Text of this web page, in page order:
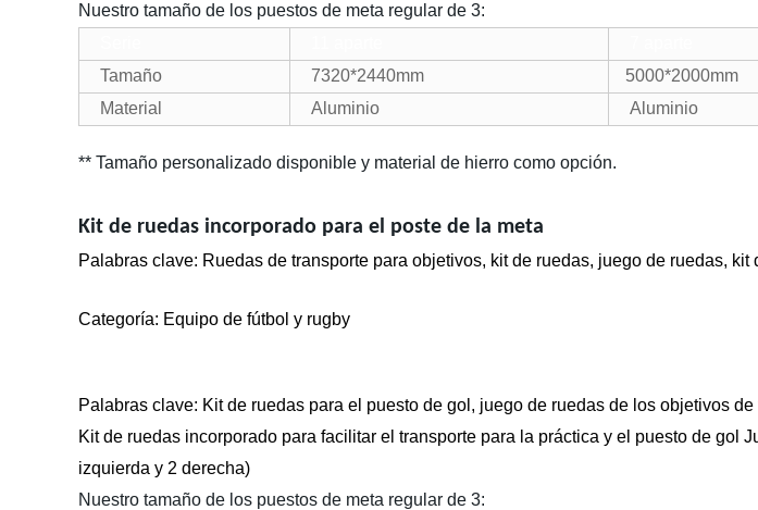
Nuestro tamaño de los puestos de meta regular de 3:
Tamaño
7320*2440mm 5000*2000mm
Material
Aluminio Aluminio
** Tamaño personalizado disponible y material de hierro como opción.
Kit de ruedas incorporado para el poste de la meta
Palabras clave: Ruedas de transporte para objetivos, kit de ruedas, juego de ruedas, kit
Categoría: Equipo de fútbol y rugby
Palabras clave: Kit de ruedas para el puesto de gol, juego de ruedas de los objetivos
Kit de ruedas incorporado para facilitar el transporte para la práctica y el puesto de
izquierda y 2 derecha)
Nuestro tamaño de los puestos de meta regular de 3: